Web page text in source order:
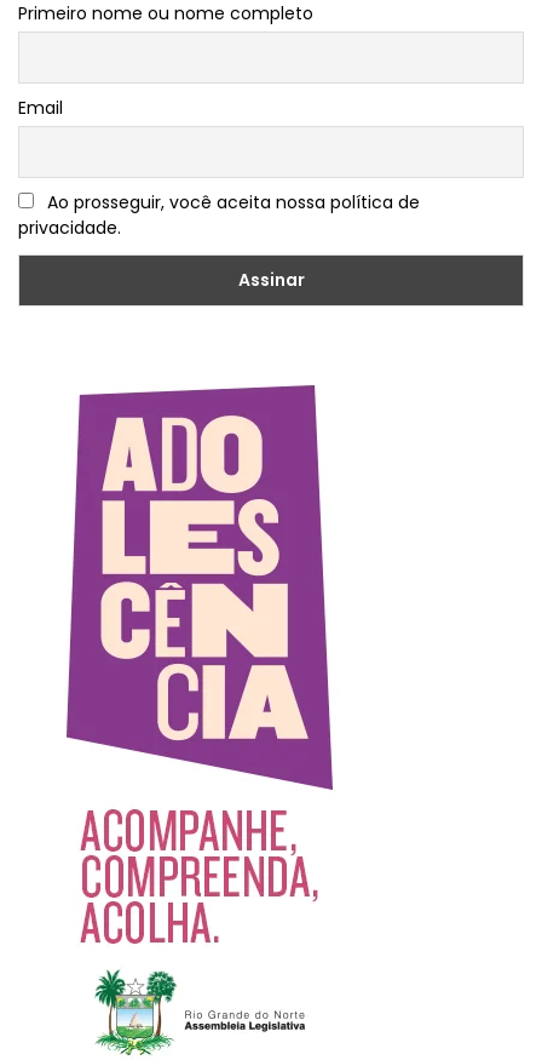
Primeiro nome ou nome completo
Email
Ao prosseguir, você aceita nossa política de
privacidade.